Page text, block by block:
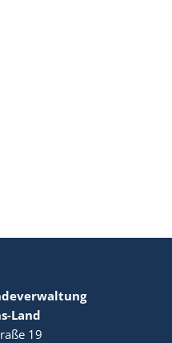
Land
19